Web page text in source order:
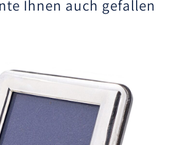
Ihnen auch gefallen